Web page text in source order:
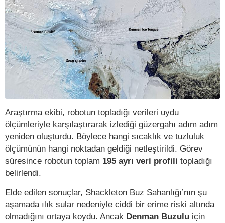
Araştırma ekibi, robotun topladığı verileri uydu
ölçümleriyle karşılaştırarak izlediği güzergahı adım adım
yeniden oluşturdu. Böylece hangi sıcaklık ve tuzluluk
ölçümünün hangi noktadan geldiği netleştirildi. Görev
süresince robotun toplam 195 ayrı veri profili topladığı
belirlendi.
Elde edilen sonuçlar, Shackleton Buz Sahanlığı’nın şu
aşamada ılık sular nedeniyle ciddi bir erime riski altında
olmadığını ortaya koydu. Ancak Denman Buzulu için